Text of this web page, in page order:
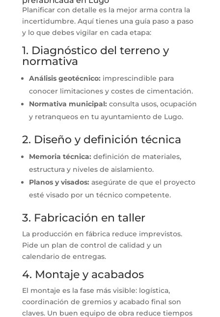
Planificar con detalle es la mejor arma contra la
incertidumbre. Aquí tienes una guía paso a paso
y lo que debes vigilar en cada etapa:
1. Diagnóstico del terreno y
normativa
Análisis geotécnico: imprescindible para
conocer limitaciones y costes de cimentación.
Normativa municipal: consulta usos, ocupación
y retranqueos en tu ayuntamiento de Lugo.
2. Diseño y definición técnica
Memoria técnica: definición de materiales,
estructura y niveles de aislamiento.
Planos y visados: asegúrate de que el proyecto
esté visado por un técnico competente.
3. Fabricación en taller
La producción en fábrica reduce imprevistos.
Pide un plan de control de calidad y un
calendario de entregas.
4. Montaje y acabados
El montaje es la fase más visible: logística,
coordinación de gremios y acabado final son
claves. Un buen equipo de obra reduce tiempos